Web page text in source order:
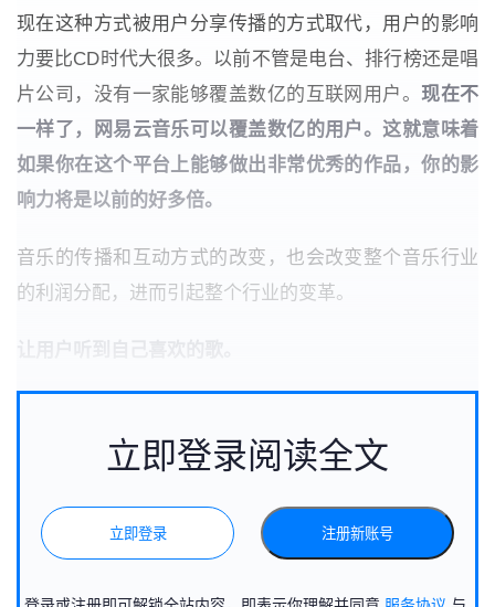
现在这种方式被用户分享传播的方式取代，用户的影响
力要比CD时代大很多。以前不管是电台、排行榜还是唱
片公司，没有一家能够覆盖数亿的互联网用户。 现在不
一样了，网易云音乐可以覆盖数亿的用户。这就意味着
如果你在这个平台上能够做出非常优秀的作品，你的影
响力将是以前的好多倍。
音乐的传播和互动方式的改变，也会改变整个音乐行业
的利润分配，进而引起整个行业的变革。
立即登录阅读全文
立即登录 注册新账号